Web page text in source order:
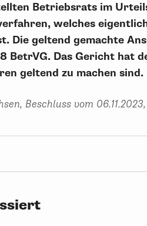
Betriebsrats im
welches
Die geltend gemachte
BetrVG. Das Gericht hat
geltend zu machen sind.
Beschluss vom